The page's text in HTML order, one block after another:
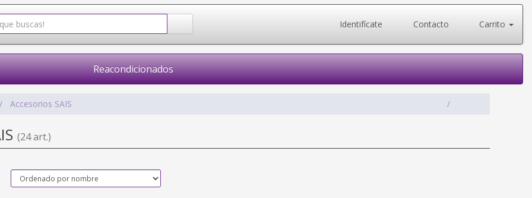
Identifícate Contacto Carrito
Reacondicionados
Accesorios SAIS
(24 art.)